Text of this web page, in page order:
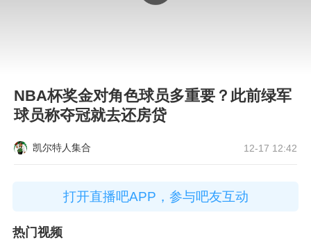
NBA杯奖金对角色球员多重要？此前绿军
球员称夺冠就去还房贷
凯尔特人集合 12-17 12:42
打开直播吧APP，参与吧友互动
热门视频